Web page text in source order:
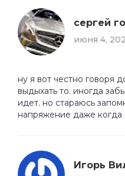
сергей
июня 4,
ну я вот честно говоря
выдыхать то. иногда
идет. но стараюсь
напряжение даже
Игорь